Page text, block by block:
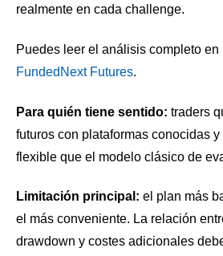
realmente en cada challenge.
Puedes leer el análisis completo en
FundedNext Futures.
Para quién tiene sentido: traders
futuros con plataformas conocidas
flexible que el modelo clásico de
Limitación principal: el plan más
el más conveniente. La relación
drawdown y costes adicionales